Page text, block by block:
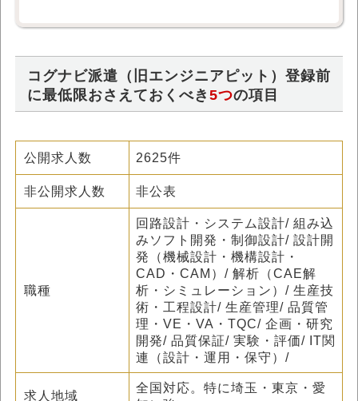
コグナビ派遣（旧エンジニアピット）登録前
に最低限おさえておくべき 5つの項目
公開求人数 2625件
非公開求人数 非公表
職種
回路設計・システム設計/ 組み込
みソフト開発・制御設計/ 設計開
発（機械設計・機構設計・
CAD・CAM）/ 解析（CAE解
析・シミュレーション）/ 生産技
術・工程設計/ 生産管理/ 品質管
理・VE・VA・TQC/ 企画・研究
開発/ 品質保証/ 実験・評価/ IT関
連（設計・運用・保守）/
求人地域
全国対応。特に埼玉・東京・愛